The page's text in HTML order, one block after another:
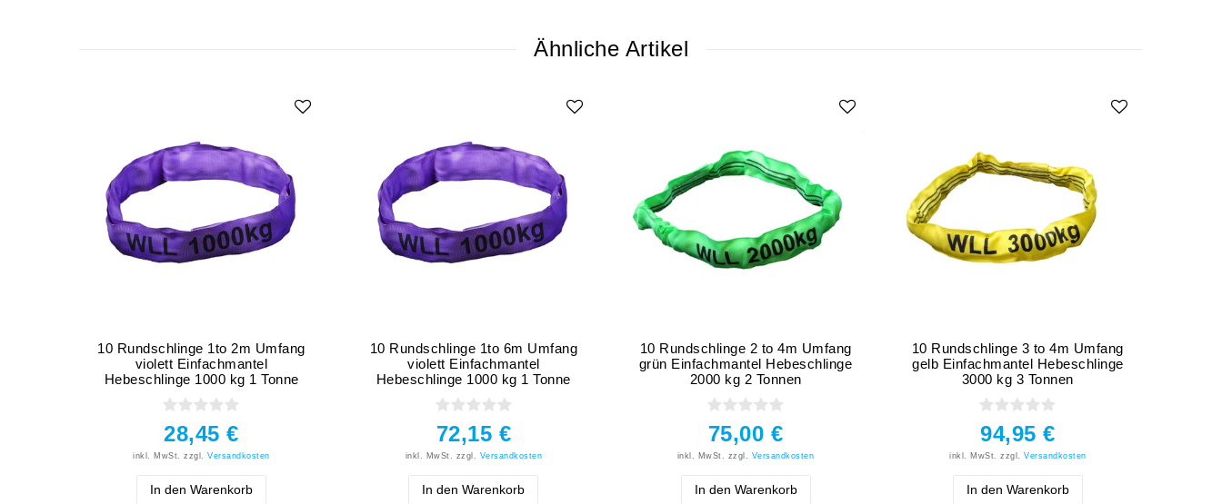
Ähnliche Artikel
10 Rundschlinge 1to 2m Umfang
violett Einfachmantel
Hebeschlinge 1000 kg 1 Tonne
28,45 €
inkl. MwSt. zzgl.Versandkosten
In den Warenkorb
10 Rundschlinge 1to 6m Umfang
violett Einfachmantel
Hebeschlinge 1000 kg 1 Tonne
72,15 €
inkl. MwSt. zzgl. Versandkosten
In den Warenkorb
10 Rundschlinge 2 to 4m Umfang
grün Einfachmantel Hebeschlinge
2000 kg 2 Tonnen
75,00 €
inkl. MwSt. zzgl. Versandkosten
In den Warenkorb
10 Rundschlinge 3 to 4m Umfang
gelb Einfachmantel Hebeschlinge
3000 kg 3 Tonnen
94,95 €
inkl. MwSt. zzgl.Versandkosten
In den Warenkorb